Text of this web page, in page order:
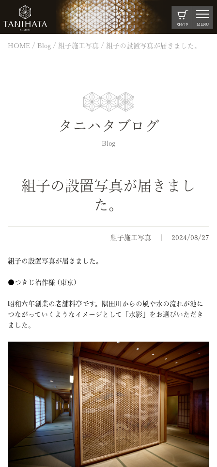
SHOP MENU
HOME Blog 組子施工写真 組子の設置写真が届きました。
タニハタブログ
Blog
組子の設置写真が届きまし
た。
組子施工写真 2024/08/27
組子の設置写真が届きました。
●つきじ治作様 (東京)
昭和六年創業の老舗料亭です。隅田川からの風や水の流れが池に
つながっていくようなイメージとして「水影」をお選びいただき
ました。